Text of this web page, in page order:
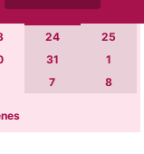
17
24
25
31
1
7 8